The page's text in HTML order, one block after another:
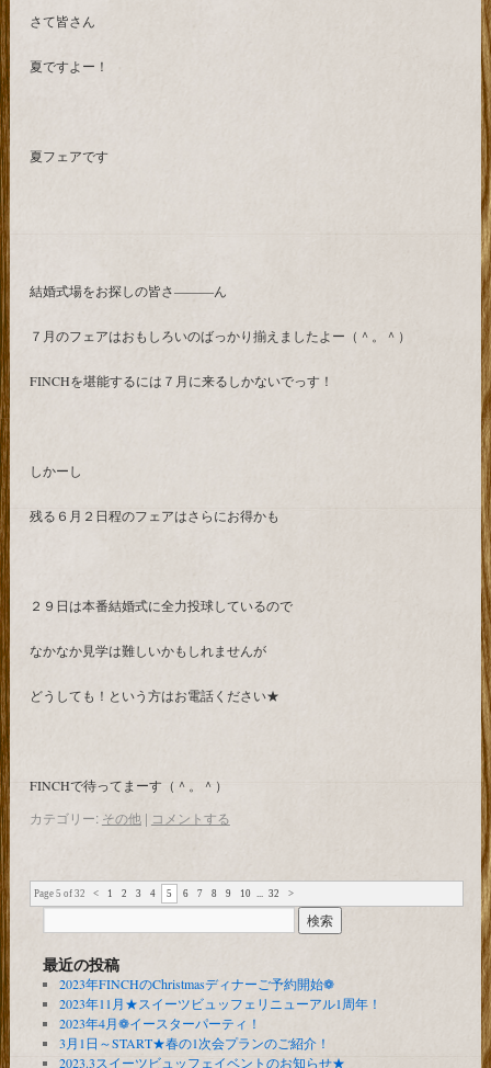
さて皆さん
夏ですよー！
夏フェアです
結婚式場をお探しの皆さ―――ん
７月のフェアはおもしろいのばっかり揃えましたよー（＾。＾）
FINCHを堪能するには７月に来るしかないでっす！
しかーし
残る６月２日程のフェアはさらにお得かも
２９日は本番結婚式に全力投球しているので
なかなか見学は難しいかもしれませんが
どうしても！という方はお電話ください★
FINCHで待ってまーす（＾。＾）
カテゴリー: その他 | コメントする
Page 5 of 32 < 1 2 3 4 5 6 7 8 9 10 ... 32 >
最近の投稿
2023年FINCHのChristmasディナーご予約開始❁
2023年11月★スイーツビュッフェリニューアル1周年！
2023年4月❁イースターパーティ！
3月1日～START★春の1次会プランのご紹介！
2023.3スイーツビュッフェイベントのお知らせ★